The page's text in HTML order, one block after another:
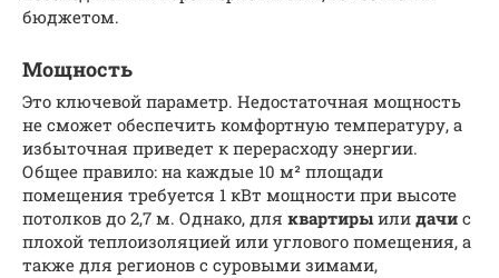
бюджетом.
Мощность
Это ключевой параметр. Недостаточная мощность
не сможет обеспечить комфортную температуру, а
избыточная приведет к перерасходу энергии.
Общее правило: на каждые 10 м² площади
помещения требуется 1 кВт мощности при высоте
потолков до 2,7 м. Однако, для квартиры или дачи с
плохой теплоизоляцией или углового помещения, а
также для регионов с суровыми зимами,